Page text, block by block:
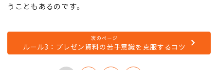
うこともあるのです。
次のページ
ルール3：プレゼン資料の苦手意識を克服するコツ